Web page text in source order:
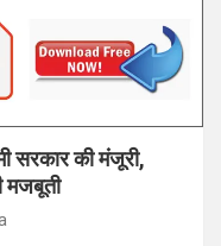
सरकार की मंजूरी,
मजबूती